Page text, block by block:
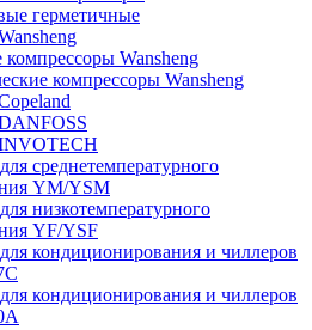
герметичные
Wansheng
компрессоры Wansheng
среднетемпературного
YM/YSM
низкотемпературного
YF/YSF
кондиционирования и чиллеров
кондиционирования и чиллеров